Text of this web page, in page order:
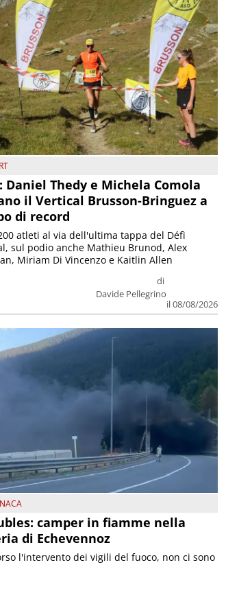
Daniel Thedy e Michela Comola
il Vertical Brusson-Bringuez a
di record
di
Davide Pellegrino
il 08/08/2026
atleti al via dell'ultima tappa del Défì
sul podio anche Mathieu Brunod, Alex
Miriam Di Vincenzo e Kaitlin Allen
camper in fiamme nella
di Echevennoz
l'intervento dei vigili del fuoco, non ci sono